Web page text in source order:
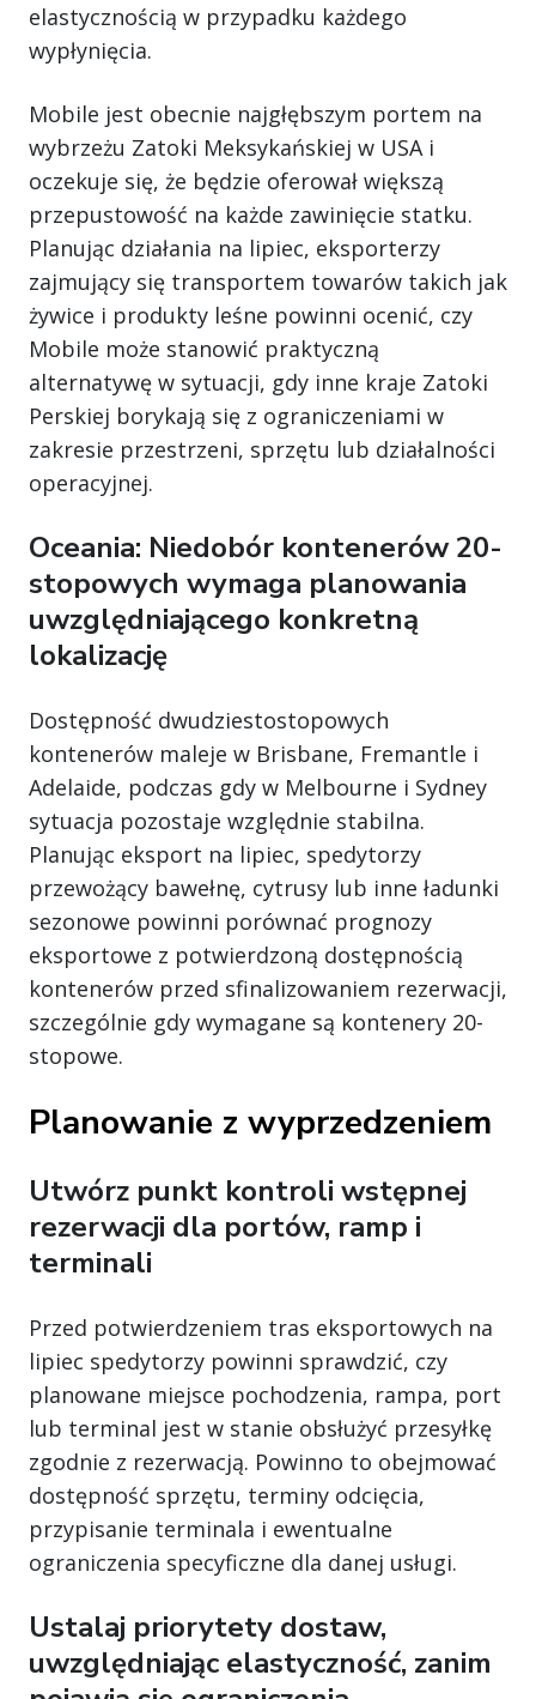
elastycznością w przypadku każdego
wypłynięcia.
Mobile jest obecnie najgłębszym portem na
wybrzeżu Zatoki Meksykańskiej w USA i
oczekuje się, że będzie oferował większą
przepustowość na każde zawinięcie statku.
Planując działania na lipiec, eksporterzy
zajmujący się transportem towarów takich jak
żywice i produkty leśne powinni ocenić, czy
Mobile może stanowić praktyczną
alternatywę w sytuacji, gdy inne kraje Zatoki
Perskiej borykają się z ograniczeniami w
zakresie przestrzeni, sprzętu lub działalności
operacyjnej.
Oceania: Niedobór kontenerów 20-
stopowych wymaga planowania
uwzględniającego konkretną
lokalizację
Dostępność dwudziestostopowych
kontenerów maleje w Brisbane, Fremantle i
Adelaide, podczas gdy w Melbourne i Sydney
sytuacja pozostaje względnie stabilna.
Planując eksport na lipiec, spedytorzy
przewożący bawełnę, cytrusy lub inne ładunki
sezonowe powinni porównać prognozy
eksportowe z potwierdzoną dostępnością
kontenerów przed sfinalizowaniem rezerwacji,
szczególnie gdy wymagane są kontenery 20-
stopowe.
Planowanie z wyprzedzeniem
Utwórz punkt kontroli wstępnej
rezerwacji dla portów, ramp i
terminali
Przed potwierdzeniem tras eksportowych na
lipiec spedytorzy powinni sprawdzić, czy
planowane miejsce pochodzenia, rampa, port
lub terminal jest w stanie obsłużyć przesyłkę
zgodnie z rezerwacją. Powinno to obejmować
dostępność sprzętu, terminy odcięcia,
przypisanie terminala i ewentualne
ograniczenia specyficzne dla danej usługi.
Ustalaj priorytety dostaw,
uwzględniając elastyczność, zanim